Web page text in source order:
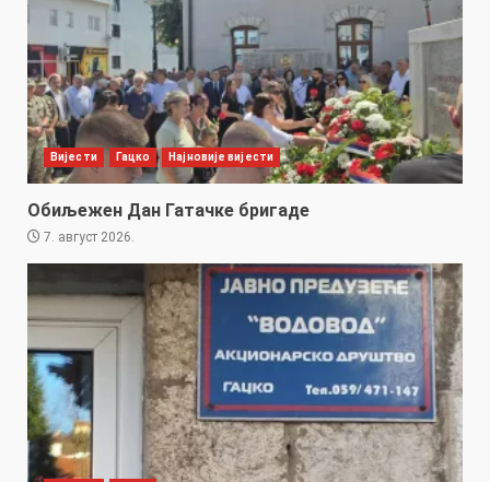
Вијести Гацко Најновије вијести
Обиљежен Дан Гатачке бригаде
7. август 2026.